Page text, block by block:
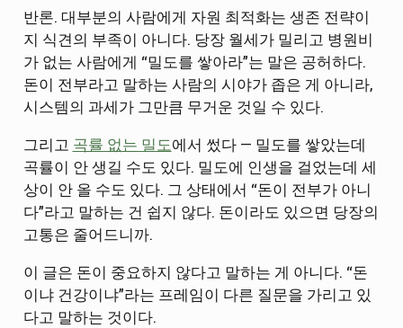
반론. 대부분의 사람에게 자원 최적화는 생존 전략이
지 식견의 부족이 아니다. 당장 월세가 밀리고 병원비
가 없는 사람에게 “밀도를 쌓아라”는 말은 공허하다.
돈이 전부라고 말하는 사람의 시야가 좁은 게 아니라,
시스템의 과세가 그만큼 무거운 것일 수 있다.
그리고 곡률 없는 밀도에서 썼다 — 밀도를 쌓았는데
곡률이 안 생길 수도 있다. 밀도에 인생을 걸었는데 세
상이 안 올 수도 있다. 그 상태에서 “돈이 전부가 아니
다”라고 말하는 건 쉽지 않다. 돈이라도 있으면 당장의
고통은 줄어드니까.
이 글은 돈이 중요하지 않다고 말하는 게 아니다. “돈
이냐 건강이냐”라는 프레임이 다른 질문을 가리고 있
다고 말하는 것이다.